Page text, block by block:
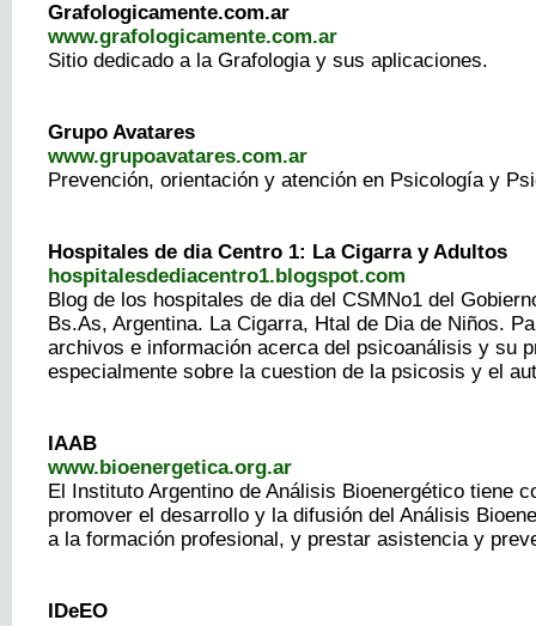
Grafologicamente.com.ar
www.grafologicamente.com.ar
Sitio dedicado a la Grafologia y sus aplicaciones.
Grupo Avatares
www.grupoavatares.com.ar
Prevención, orientación y atención en Psicología y
Hospitales de dia Centro 1: La Cigarra y Adultos
hospitalesdediacentro1.blogspot.com
Blog de los hospitales de dia del CSMNo1 del
Bs.As, Argentina. La Cigarra, Htal de Dia de Niños.
archivos e información acerca del psicoanálisis y su
especialmente sobre la cuestion de la psicosis y el
IAAB
www.bioenergetica.org.ar
El Instituto Argentino de Análisis Bioenergético tiene
promover el desarrollo y la difusión del Análisis
a la formación profesional, y prestar asistencia y
IDeEO